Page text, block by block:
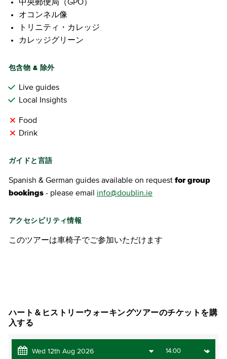
中央郵便局（GPO）
オコンネル像
トリニティ・カレッジ
カレッジグリーン
包含物 & 除外
Live guides
Local Insights
Food
Drink
ガイドと言語
Spanish & German guides available on request for group
bookings - please email info@doublin.ie
アクセシビリティ情報
このツアーは車椅子でご参加いただけます
ハート＆ヒストリーウォーキングツアーのチケットを購
入する